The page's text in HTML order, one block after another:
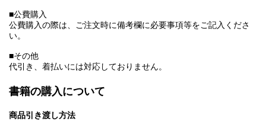
■公費購入
公費購入の際は、ご注文時に備考欄に必要事項等をご記入くださ
い。
■その他
代引き、着払いには対応しておりません。
書籍の購入について
商品引き渡し方法